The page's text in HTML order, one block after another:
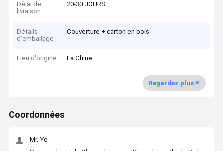
Délai de
livraison
20-30 JOURS
Détails
d'emballage
Couverture + carton en bois
Lieu d'origine La Chine
Regardez plus
Coordonnées
Mr. Ye